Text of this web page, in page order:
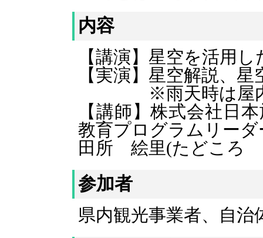
内容
【講演】星空を活用
【実演】星空解説、
※雨天時は屋内で
【講師】株式会社
教育プログラム
田所 絵里(たどころ
参加者
県内観光事業者、自治